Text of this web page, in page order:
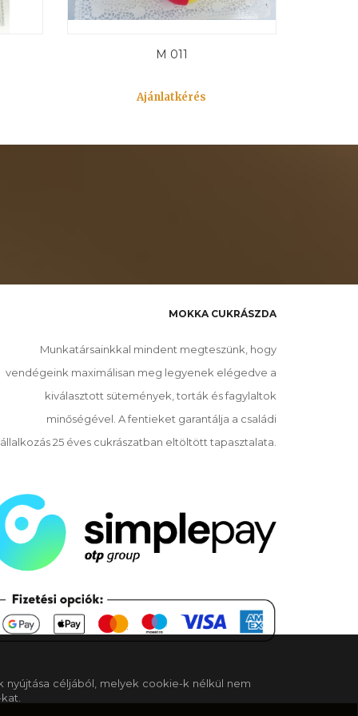
M 011
Ajánlatkérés
MOKKA CUKRÁSZDA
Munkatársainkkal mindent megteszünk, hogy
vendégeink maximálisan meg legyenek elégedve a
kiválasztott sütemények, torták és fagylaltok
minőségével. A fentieket garantálja a családi
25 éves cukrászatban eltöltött tapasztalata.
nyújtása céljából, melyek cookie-k nélkül nem